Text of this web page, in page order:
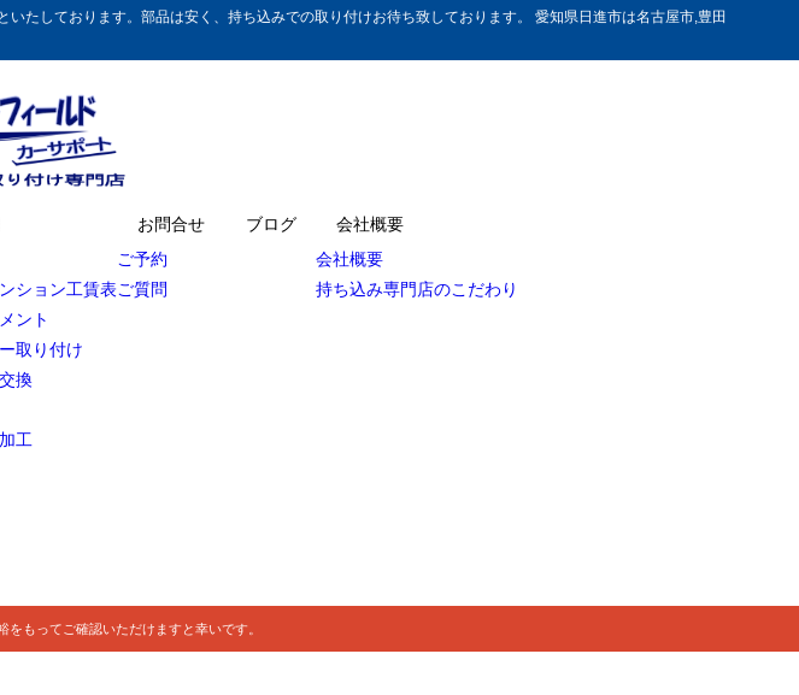
たしております。部品は安く、持ち込みでの取り付けお待ち致しております。 愛知県日進市は名古屋市,豊田
ション工賃表
ント
取り付け
換
工
お問合せ
ご予約
ご質問
ブログ
会社概要
会社概要
持ち込み専門店のこだわり
もってご確認いただけますと幸いです。